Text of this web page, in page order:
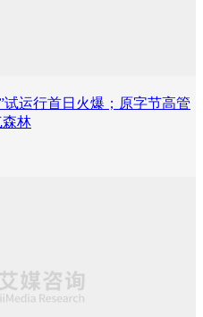
试运行首日火爆；原字节高管
林